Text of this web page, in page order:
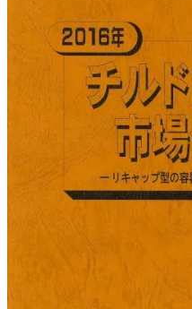
カテゴリで選ぶ
調査の種類で選ぶ